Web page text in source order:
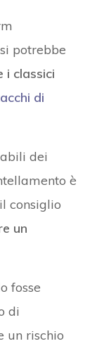
potrebbe
i classici
di
dei
è
consiglio
un
fosse
di
un rischio